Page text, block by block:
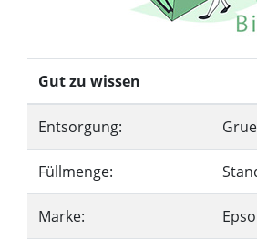
Gut zu wissen
Entsorgung:
Füllmenge:
Marke: